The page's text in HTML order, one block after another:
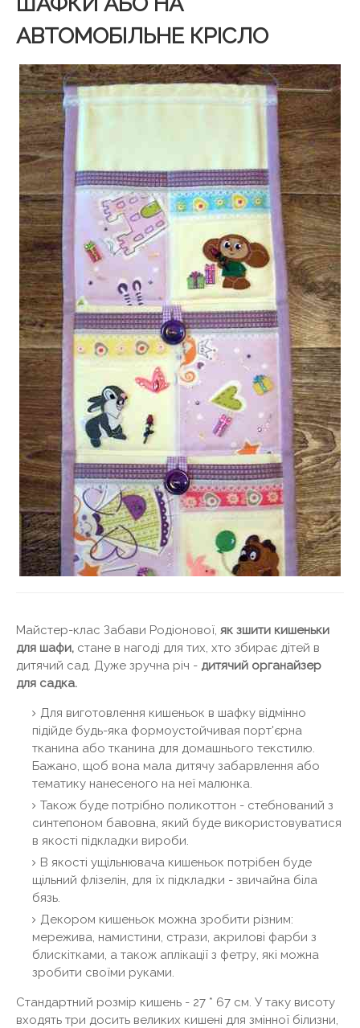
АВТОМОБІЛЬНЕ КРІСЛО
Майстер-клас Забави Родіонової, як зшити кишеньки
для шафи, стане в нагоді для тих, хто збирає дітей в
дитячий сад. Дуже зручна річ - дитячий органайзер
для садка.
Для виготовлення кишеньок в шафку відмінно
підійде будь-яка формоустойчивая порт'єрна
тканина або тканина для домашнього текстилю.
Бажано, щоб вона мала дитячу забарвлення або
тематику нанесеного на неї малюнка.
Також буде потрібно поликоттон - стебнований з
синтепоном бавовна, який буде використовуватися
в якості підкладки вироби.
В якості ущільнювача кишеньок потрібен буде
щільний флізелін, для їх підкладки - звичайна біла
бязь.
Декором кишеньок можна зробити різним:
мережива, намистини, стрази, акрилові фарби з
блискітками, а також аплікації з фетру, які можна
зробити своїми руками.
Стандартний розмір кишень - 27 * 67 см. У таку висоту
входять три досить великих кишені для змінної білизни,